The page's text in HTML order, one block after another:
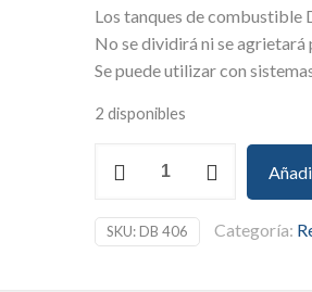
Los tanques de combustible
No se dividirá ni se
Se puede utilizar con
2 disponibles
BRO
deSKU:DB 406 Categoría: